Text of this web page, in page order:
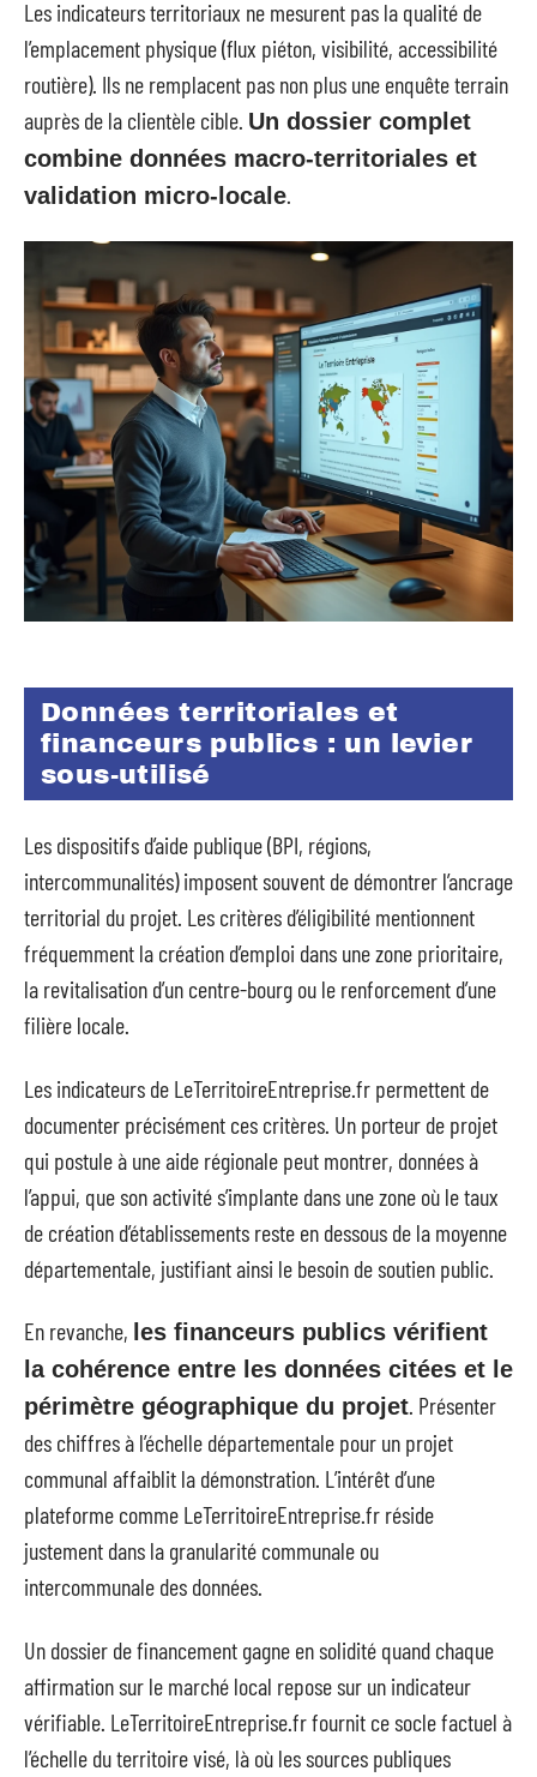
Les indicateurs territoriaux ne mesurent pas la qualité de
l’emplacement physique (flux piéton, visibilité, accessibilité
routière). Ils ne remplacent pas non plus une enquête terrain
auprès de la clientèle cible. Un dossier complet
combine données macro-territoriales et
validation micro-locale.
Données territoriales et
financeurs publics : un levier
sous-utilisé
Les dispositifs d’aide publique (BPI, régions,
intercommunalités) imposent souvent de démontrer l’ancrage
territorial du projet. Les critères d’éligibilité mentionnent
fréquemment la création d’emploi dans une zone prioritaire,
la revitalisation d’un centre-bourg ou le renforcement d’une
filière locale.
Les indicateurs de LeTerritoireEntreprise.fr permettent de
documenter précisément ces critères. Un porteur de projet
qui postule à une aide régionale peut montrer, données à
l’appui, que son activité s’implante dans une zone où le taux
de création d’établissements reste en dessous de la moyenne
départementale, justifiant ainsi le besoin de soutien public.
En revanche, les financeurs publics vérifient
la cohérence entre les données citées et le
périmètre géographique du projet. Présenter
des chiffres à l’échelle départementale pour un projet
communal affaiblit la démonstration. L’intérêt d’une
plateforme comme LeTerritoireEntreprise.fr réside
justement dans la granularité communale ou
intercommunale des données.
Un dossier de financement gagne en solidité quand chaque
affirmation sur le marché local repose sur un indicateur
vérifiable. LeTerritoireEntreprise.fr fournit ce socle factuel à
l’échelle du territoire visé, là où les sources publiques